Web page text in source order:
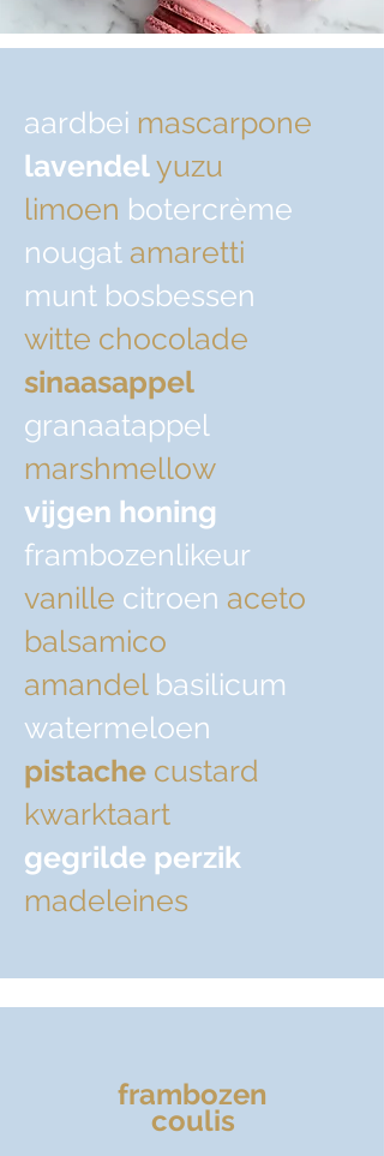
frambozen
coulis
aardbei mascarpone
lavendelyuzu
limoen botercrème
nougat amaretti
munt bosbessen
witte chocolade
sinaasappel
granaatappel
marshmellow
vijgen honing
frambozenlikeur
vanille citroen aceto
balsamico
amandel basilicum
watermeloen
pistache custard
kwarktaart
gegrilde perzik
madeleines